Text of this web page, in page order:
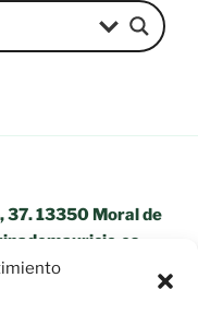
37. 13350 Moral de